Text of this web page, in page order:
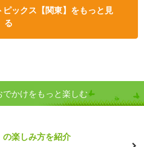
ックス【関東】をもっと見
る
かけをもっと楽しむ
楽しみ方を紹介